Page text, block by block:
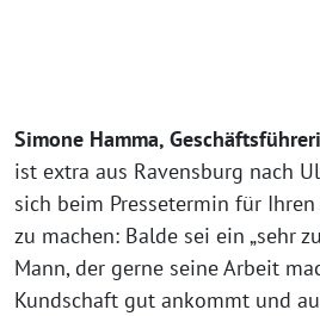
Simone Hamma,
ist extra aus Ravensburg nach
sich beim Pressetermin für
zu machen: Balde sei ein „sehr
Mann, der gerne seine Arbeit
Kundschaft gut ankommt und